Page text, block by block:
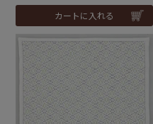
カートに入れる